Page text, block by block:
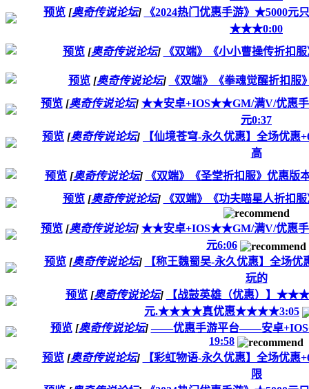
预览 [奥奇传说论坛]
《2024热门优惠手游》★5000元
★★★0:00
预览 [奥奇传说论坛] 《双端》《小小曹操传折扣
预览 [奥奇传说论坛]
《双端》《拳魂觉醒折扣
预览 [奥奇传说论坛] ★★安卓+IOS★★GM/满V/优惠手
元0:37
预览 [奥奇传说论坛]
【仙境苍穹-永久优惠】全场优惠
高
预览 [奥奇传说论坛]
《双端》《圣堂折扣服》优惠版
预览 [奥奇传说论坛] 《双端》《功夫喵星人折扣
预览 [奥奇传说论坛] ★★安卓+IOS★★GM/满V/优惠手
元6:06
预览 [奥奇传说论坛]
【称王魏蜀吴-永久优惠】全场优
玩的
预览 [奥奇传说论坛]
【战鼓英雄（优惠）】
元.★★★★真优惠★★★★3:05
预览 [奥奇传说论坛] ——优惠手游平台——安卓
19:58
预览 [奥奇传说论坛]
【彩虹物语-永久优惠】全场优惠
限